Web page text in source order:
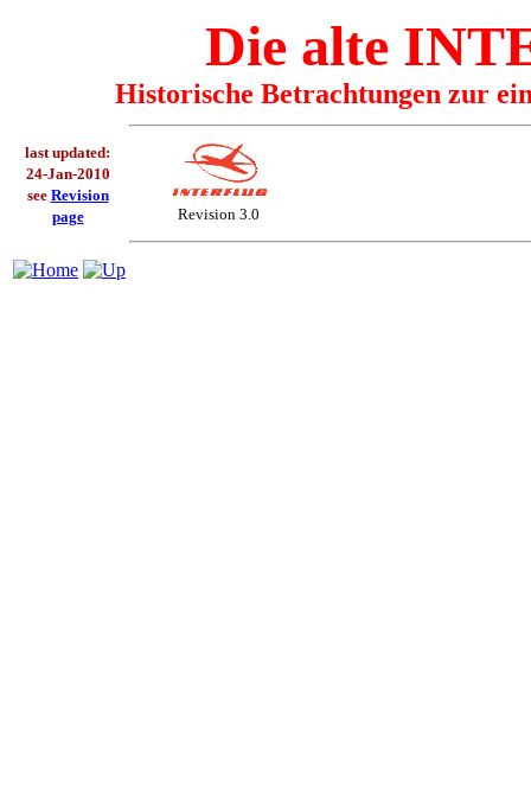
Die alte
Historische Betrachtungen zur
last updated:
24-Jan-2010
see Revision
page
Revision 3.0